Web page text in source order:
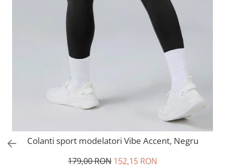
Colanti sport modelatori Vibe Accent, Negru
179,00 RON 152,15 RON